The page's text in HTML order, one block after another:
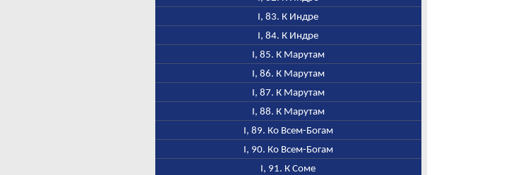
I, 83. К Индре
I, 84. К Индре
I, 85. К Марутам
I, 86. К Марутам
I, 87. К Марутам
I, 88. К Марутам
I, 89. Ко Всем-Богам
I, 90. Ко Всем-Богам
I, 91. К Соме